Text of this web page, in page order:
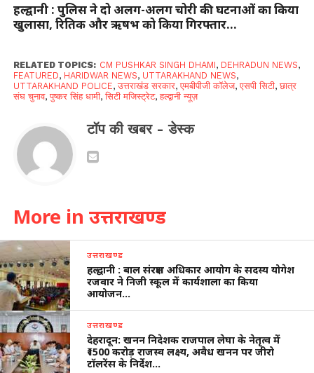
हल्द्वानी : पुलिस ने दो अलग-अलग चोरी की घटनाओं का किया
खुलासा, रितिक और ऋषभ को किया गिरफ्तार…
RELATED TOPICS: CM PUSHKAR SINGH DHAMI, DEHRADUN NEWS,
FEATURED, HARIDWAR NEWS, UTTARAKHAND NEWS,
UTTARAKHAND POLICE,उत्तराखंड सरकार,एमबीपीजी कॉलेज,एसपी सिटी,छात्र
संघ चुनाव,पुष्कर सिंह धामी,सिटी मजिस्ट्रेट,हल्द्वानी न्यूज़
टॉप की खबर - डेस्क
More in उत्तराखण्ड
उत्तराखण्ड
हल्द्वानी : बाल संरक्षण अधिकार आयोग के सदस्य योगेश
रजवार ने निजी स्कूल में कार्यशाला का किया
आयोजन…
उत्तराखण्ड
देहरादून: खनन निदेशक राजपाल लेघा के नेतृत्व में
₹1500 करोड़ राजस्व लक्ष्य, अवैध खनन पर जीरो
टॉलरेंस के निर्देश…